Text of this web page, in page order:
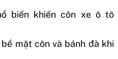
biến khiến côn xe ô tô
mặt côn và bánh đà khi